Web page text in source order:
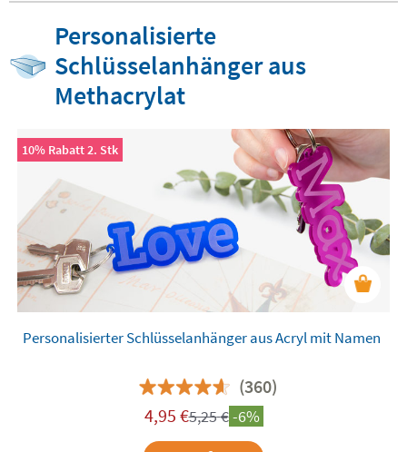
Personalisierte
Schlüsselanhänger aus
Methacrylat
10% Rabatt 2. Stk
Personalisierter Schlüsselanhänger aus Acryl mit Namen
(360)
4,95 €5,25€-6%